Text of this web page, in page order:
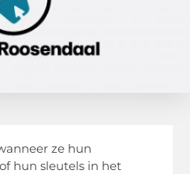
ze hun
hun sleutels in het